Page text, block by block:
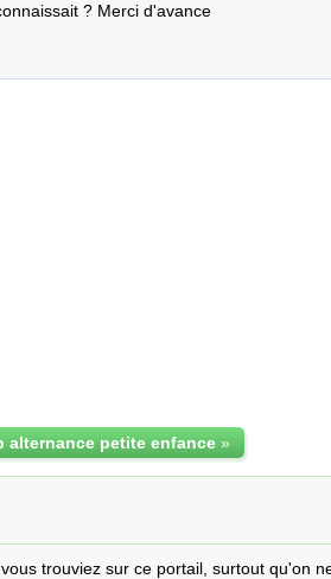
? Merci d'avance
alternance petite enfance»
trouviez sur ce portail, surtout qu'on